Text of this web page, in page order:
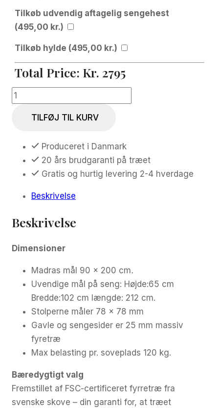
Tilkøb udvendig aftagelig sengehest
(495,00 kr.)
Tilkøb hylde (495,00 kr.)
Total Price: Kr. 2795
Scandi
Liggemål
90x200cm
antal
TILFØJ TIL KURV
Produceret i Danmark
20 års brudgaranti på træet
Gratis og hurtig levering 2-4 hverdage
Beskrivelse
Beskrivelse
Dimensioner
Madras mål 90 x 200 cm.
Uvendige mål på seng: Højde:65 cm
Bredde:102 cm længde: 212 cm.
Stolperne måler 78 x 78 mm
Gavle og sengesider er 25 mm massiv
fyretræ
Max belasting pr. soveplads 120 kg.
Bæredygtigt valg
Fremstillet af FSC-certificeret fyrretræ fra
svenske skove – din garanti for, at træet